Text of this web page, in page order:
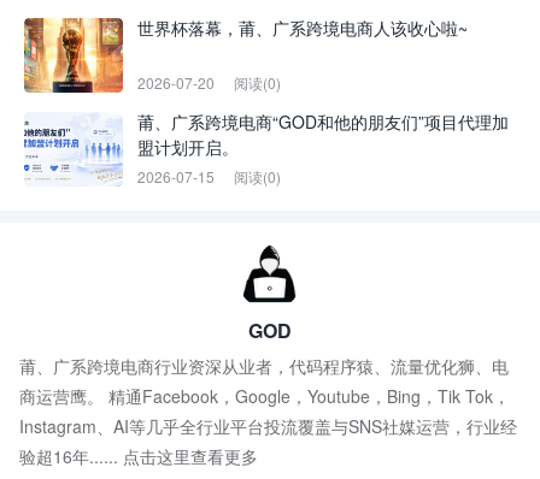
世界杯落幕，莆、广系跨境电商人该收心啦~
2026-07-20 阅读(0)
莆、广系跨境电商“GOD和他的朋友们”项目代理加
盟计划开启。
2026-07-15 阅读(0)
GOD
莆、广系跨境电商行业资深从业者，代码程序猿、流量优化狮、电
商运营鹰。 精通Facebook，Google，Youtube，Bing，Tik Tok，
Instagram、AI等几乎全行业平台投流覆盖与SNS社媒运营，行业经
验超16年...... 点击这里查看更多